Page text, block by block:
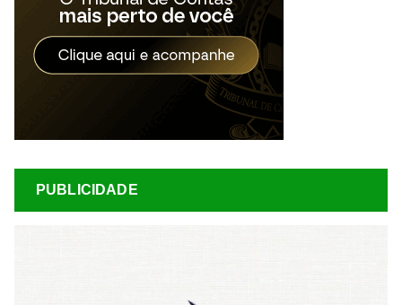
PUBLICIDADE